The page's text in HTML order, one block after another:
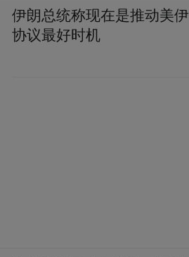
伊朗总统称现在是推动美伊
协议最好时机